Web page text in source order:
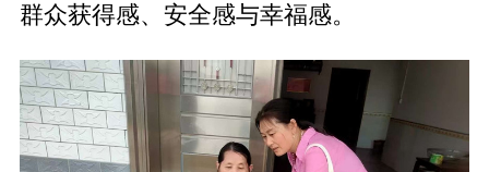
群众获得感、安全感与幸福感。